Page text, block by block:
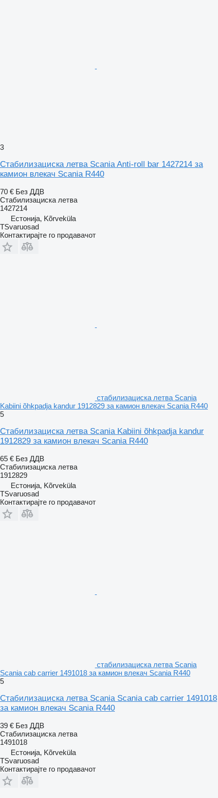
3
Стабилизациска летва Scania Anti-roll bar 1427214 за
камион влекач Scania R440
70 € Без ДДВ
Стабилизациска летва
1427214
Естонија, Kõrveküla
TSvaruosad
Контактирајте го продавачот
стабилизациска летва Scania
Kabiini õhkpadja kandur 1912829 за камион влекач Scania R440
5
Стабилизациска летва Scania Kabiini õhkpadja kandur
1912829 за камион влекач Scania R440
65 € Без ДДВ
Стабилизациска летва
1912829
Естонија, Kõrveküla
TSvaruosad
Контактирајте го продавачот
стабилизациска летва Scania
Scania cab carrier 1491018 за камион влекач Scania R440
5
Стабилизациска летва Scania Scania cab carrier 1491018
за камион влекач Scania R440
39 € Без ДДВ
Стабилизациска летва
1491018
Естонија, Kõrveküla
TSvaruosad
Контактирајте го продавачот